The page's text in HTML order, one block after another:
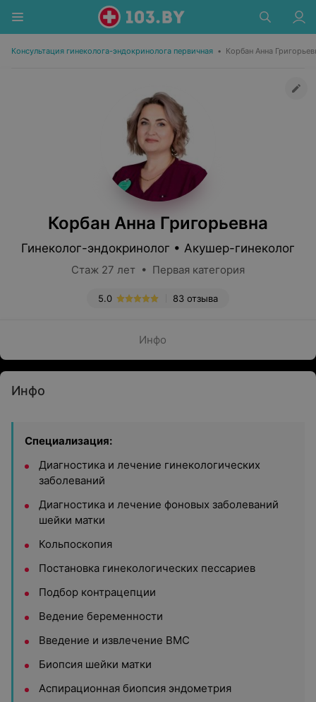
Консультация гинеколога-эндокринолога первичная • Корбан Анна
Корбан Анна Григорьевна
Гинеколог-эндокринолог • Акушер-гинеколог
Стаж 27 лет • Первая категория
83 отзыва
5.0
Инфо
Инфо
Специализация:
Диагностика и лечение гинекологических
заболеваний
Диагностика и лечение фоновых заболеваний
шейки матки
Кольпоскопия
Постановка гинекологических пессариев
Подбор контрацепции
Ведение беременности
Введение и извлечение ВМС
Биопсия шейки матки
Аспирационная биопсия эндометрия